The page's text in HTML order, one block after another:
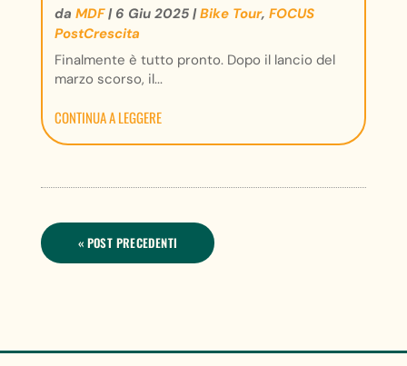
da MDF| 6 Giu 2025|Bike Tour, FOCUS
PostCrescita
Finalmente è tutto pronto. Dopo il lancio del
marzo scorso, il...
CONTINUA A LEGGERE
« POST PRECEDENTI